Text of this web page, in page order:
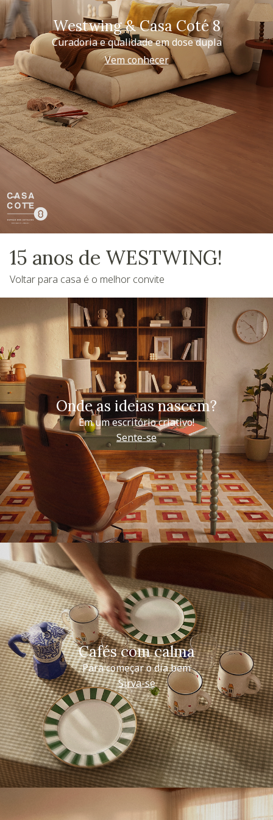
Westwing & Casa Coté 8
Curadoria e qualidade em dose dupla
Vem conhecer
15 anos de WESTWING!
Voltar para casa é o melhor convite
Onde as ideias nascem?
Em um escritório criativo!
Sente-se
Cafés com calma
Para começar o dia bem
Sirva-se